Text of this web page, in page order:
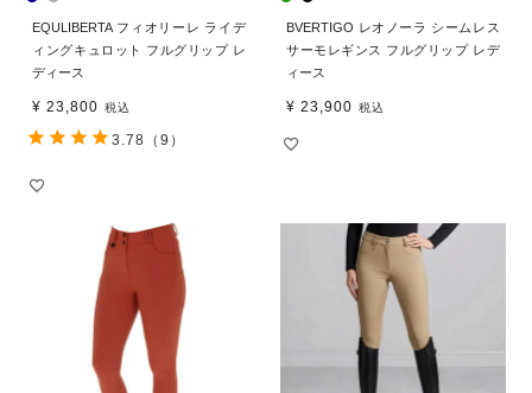
EQULIBERTA フィオリーレ ライデ
ィングキュロット フルグリップ レ
ディース
¥ 23,800 税込
3.78 （9）
BVERTIGO レオノーラ シームレス
サーモレギンス フルグリップ レデ
ィース
¥ 23,900 税込